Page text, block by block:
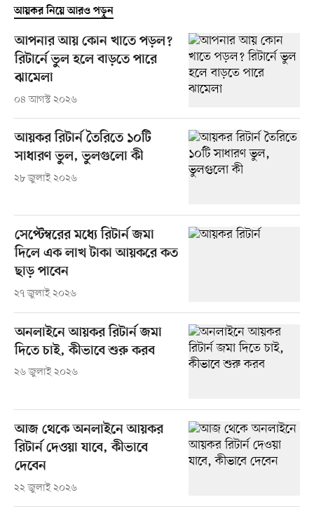
আয়কর নিয়ে আরও পড়ুন
আপনার আয় কোন খাতে পড়ল?
রিটার্নে ভুল হলে বাড়তে পারে
ঝামেলা
০৪ আগস্ট ২০২৬
আয়কর রিটার্ন তৈরিতে ১০টি
সাধারণ ভুল, ভুলগুলো কী
২৮ জুলাই ২০২৬
সেপ্টেম্বরের মধ্যে রিটার্ন জমা
দিলে এক লাখ টাকা আয়করে কত
ছাড় পাবেন
২৭ জুলাই ২০২৬
অনলাইনে আয়কর রিটার্ন জমা
দিতে চাই, কীভাবে শুরু করব
২৬ জুলাই ২০২৬
আজ থেকে অনলাইনে আয়কর
রিটার্ন দেওয়া যাবে, কীভাবে
দেবেন
২২ জুলাই ২০২৬